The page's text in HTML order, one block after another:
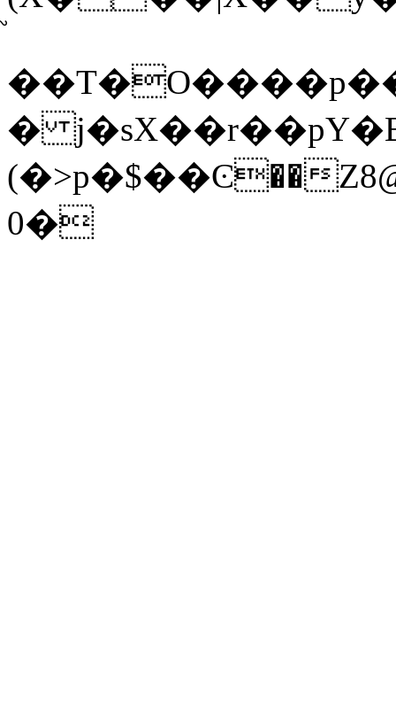
�
(�>p�$��Ͼ��
0�